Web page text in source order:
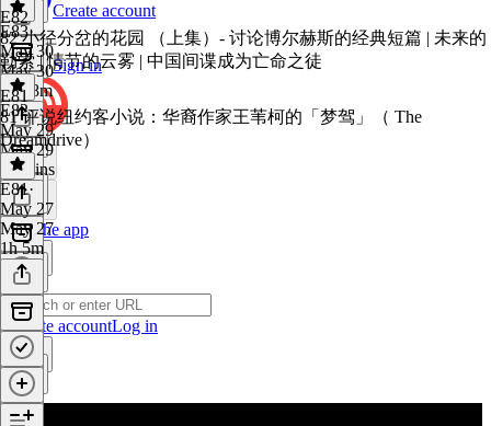
Create account
Sign in
Get the app
Create accountLog in
E83·
May 30
May 30
1h 18m
E82
82 小径分岔的花园 （上集）- 讨论博尔赫斯的经典短篇 | 未来的
勒索 | 情节的云雾 | 中国间谍成为亡命之徒
E82·
May 29
May 29
49 mins
E81
81 评说纽约客小说：华裔作家王苇柯的「梦驾」（ The
Dreamdrive）
E81·
May 27
May 27
1h 5m